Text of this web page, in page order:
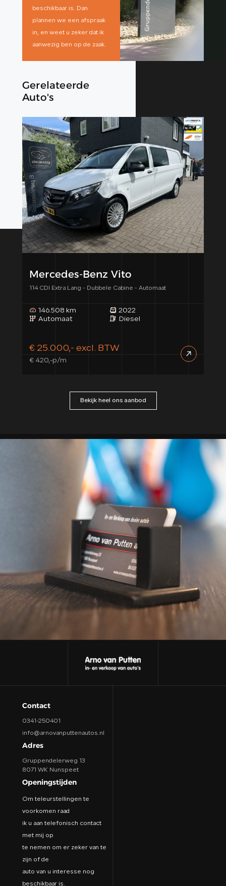
beschikbaar is. Dan
plannen we een afspraak
in, en weet u zeker dat ik
aanwezig ben op de zaak.
Gerelateerde
Auto's
Mercedes-Benz Vito
114 CDI Extra Lang - Dubbele Cabine - Automaat
146.508 km
2022
Automaat
Diesel
€ 25.000,- excl. BTW
€ 420,-p/m
Bekijk heel ons aanbod
Contact
0341-250401
info@arnovanputtenautos.nl
Adres
Gruppendelerweg 13
8071 WK Nunspeet
Openingstijden
Om teleurstellingen te
voorkomen raad
ik u aan telefonisch contact
met mij op
te nemen om er zeker van te
zijn of de
auto van u interesse nog
beschikbaar is.